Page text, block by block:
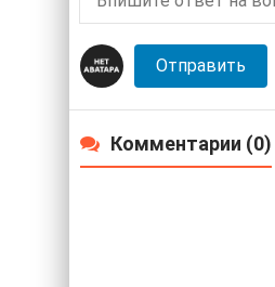
Отправить
Комментарии (0)